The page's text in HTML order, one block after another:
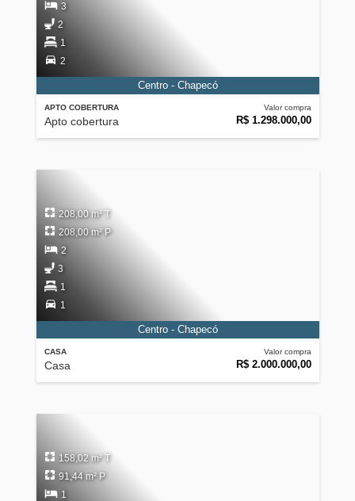
APTO COBERTURA
Apto cobertura
Valor compra
R$ 1.298.000,00
3
2
1
2
Centro - Chapecó
CASA
Casa
Valor compra
R$ 2.000.000,00
208,00 m² T
208,00 m² P
2
3
1
1
Centro - Chapecó
158,02 m² T
91,44 m² P
1